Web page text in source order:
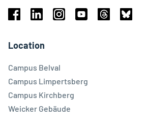
Location
Campus Belval
Campus Limpertsberg
Campus Kirchberg
Weicker Gebäude